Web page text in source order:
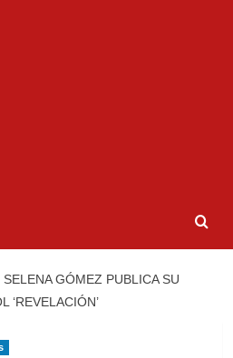
SELENA GÓMEZ PUBLICA SU
‘REVELACIÓN’